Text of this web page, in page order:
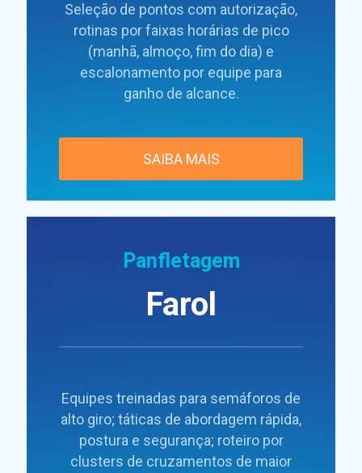
Seleção de pontos com autorização,
rotinas por faixas horárias de pico
(manhã, almoço, fim do dia) e
escalonamento por equipe para
ganho de alcance.
SAIBA MAIS
Panfletagem
Farol
Equipes treinadas para semáforos de
alto giro; táticas de abordagem rápida,
postura e segurança; roteiro por
clusters de cruzamentos de maior